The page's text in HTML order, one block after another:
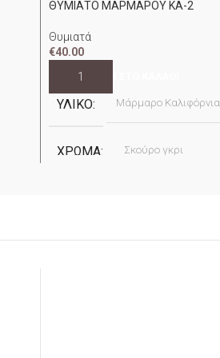
ΘΥΜΙΑΤΟ ΜΑΡΜΑΡΟΥ ΚΑ-2
Θυμιατά
€40.00
ΠΡΟΣΘΉΚΗ ΣΤΟ ΚΑΛΆΘΙ
ΥΛΙΚΌ Μάρμαρο Καλιφόρνια
ΧΡΏΜΑ Σκούρο γκρι